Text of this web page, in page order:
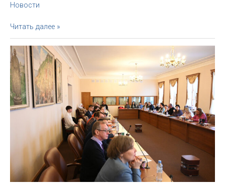
Новости
В
Москве
открылся
цикл
молодежных
встреч
о
духовном
пути
заповедей»
Читать далее »